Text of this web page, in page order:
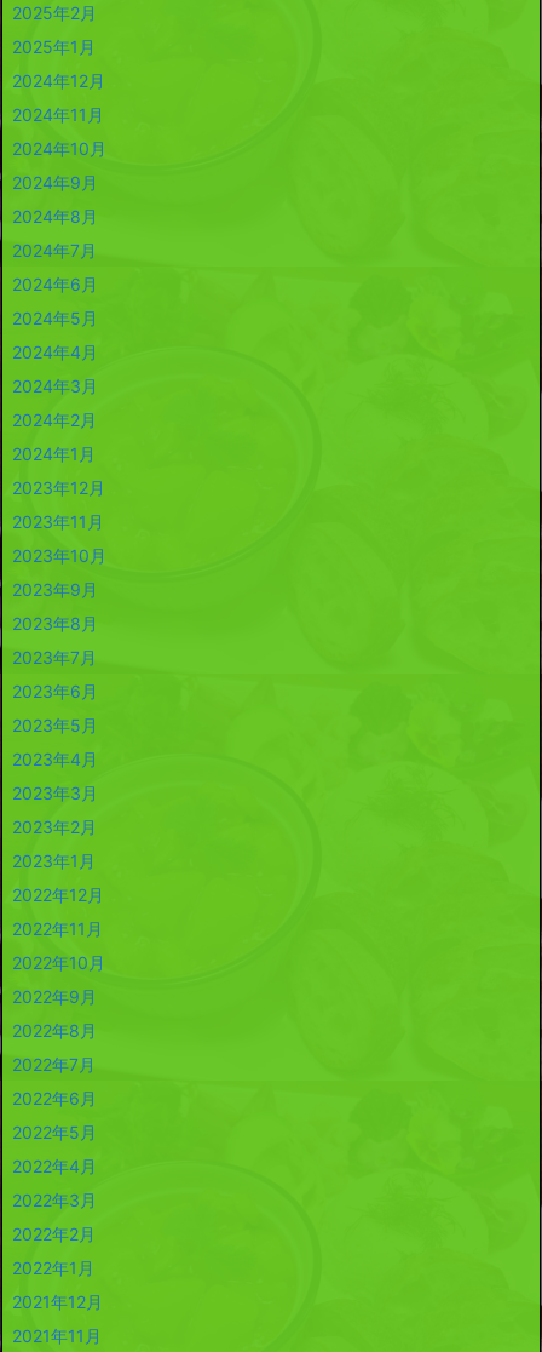
2025年2月
2025年1月
2024年12月
2024年11月
2024年10月
2024年9月
2024年8月
2024年7月
2024年6月
2024年5月
2024年4月
2024年3月
2024年2月
2024年1月
2023年12月
2023年11月
2023年10月
2023年9月
2023年8月
2023年7月
2023年6月
2023年5月
2023年4月
2023年3月
2023年2月
2023年1月
2022年12月
2022年11月
2022年10月
2022年9月
2022年8月
2022年7月
2022年6月
2022年5月
2022年4月
2022年3月
2022年2月
2022年1月
2021年12月
2021年11月